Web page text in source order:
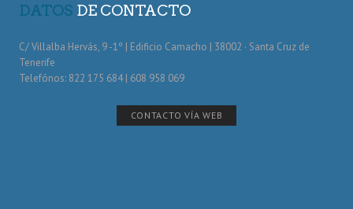
DATOS DE CONTACTO
C/ Villalba Hervás, 9 -1º | Edificio Camacho | 38002 · Santa Cruz de
Tenerife
Telefónos: 822 175 684 | 608 958 069
CONTACTO VÍA WEB